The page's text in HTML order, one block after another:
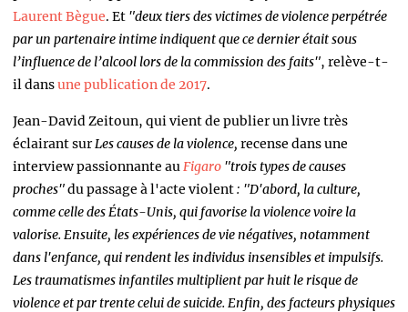
Laurent Bègue. Et "deux tiers des victimes de violence perpétrée
par un partenaire intime indiquent que ce dernier était sous
l’influence de l’alcool lors de la commission des faits", relève-t-
il dansune publication de 2017.
Jean-David Zeitoun, qui vient de publier un livre très
éclairant surLes causes de la violence, recense dans une
interview passionnante au Figaro "trois types de causes
proches"du passage à l'acte violent: "D'abord, la culture,
comme celle des États-Unis, qui favorise la violence voire la
valorise. Ensuite, les expériences de vie négatives, notamment
dans l'enfance, qui rendent les individus insensibles et impulsifs.
Les traumatismes infantiles multiplient par huit le risque de
violence et par trente celui de suicide. Enfin, des facteurs physiques